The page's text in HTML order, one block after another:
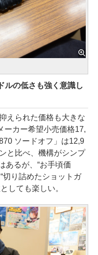
ルの低さも強く意識し
えられた価格も大きな
ーカー希望小売価格17,
ソードオフ」は12,9
と比べ、機構がシンプ
あるが、“お手頃価
切り詰めたショットガ
しても楽しい。